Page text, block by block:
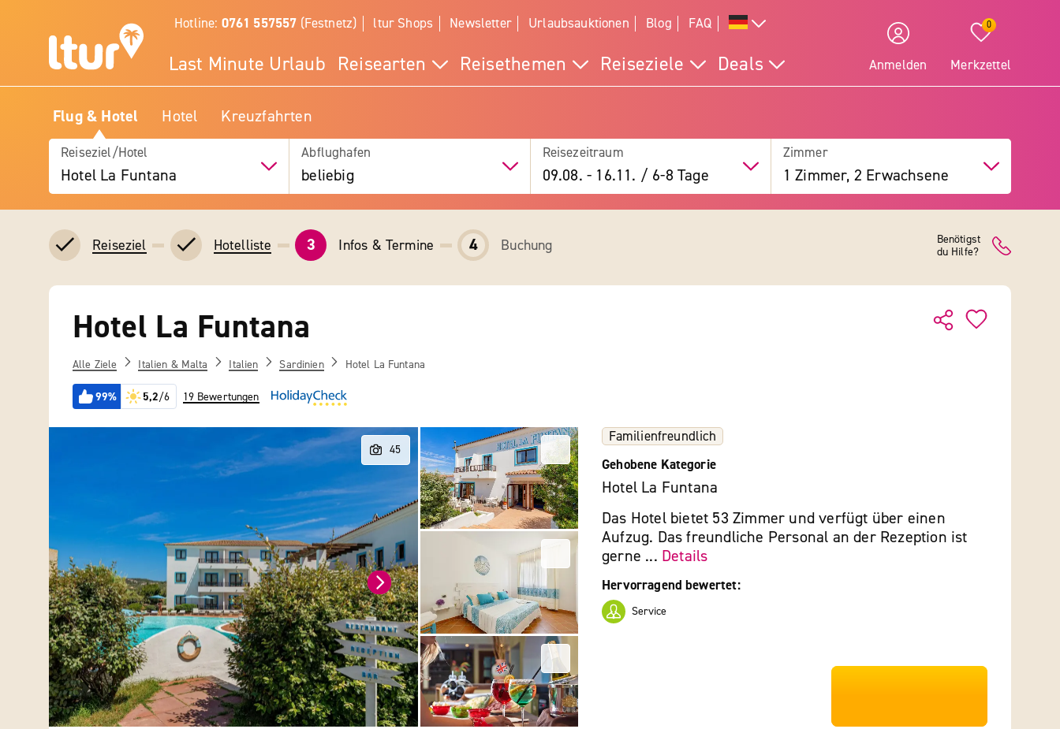
Hotline: 0761 557557 (Festnetz) ltur Shops Newsletter Urlaubsauktionen Blog FAQ
Last Minute Urlaub Reisearten Reisethemen Reiseziele Deals Anmelden
0
Merkzettel
Flug & Hotel Hotel Kreuzfahrten
Reiseziel/Hotel
Hotel La Funtana
Abflughafen
beliebig
Reisezeitraum
09.08. - 16.11. / 6-8 Tage
Zimmer
1 Zimmer, 2 Erwachsene
Reiseziel Hotelliste 3 Infos & Termine 4 Buchung
Benötigst
du Hilfe?
Hotel La Funtana
Alle Ziele Italien & Malta Italien Sardinien Hotel La Funtana
99% 5,2/6 19 Bewertungen
Familienfreundlich
Gehobene Kategorie
Hotel La Funtana
Das Hotel bietet 53 Zimmer und verfügt über einen
Aufzug. Das freundliche Personal an der Rezeption ist
gerne ... Details
Hervorragend bewertet:
Service